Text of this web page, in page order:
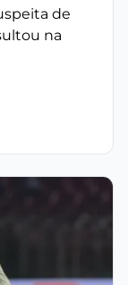
de
na